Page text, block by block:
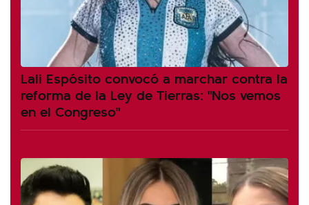
Lali Espósito convocó a marchar contra la
reforma de la Ley de Tierras: "Nos vemos
en el Congreso"